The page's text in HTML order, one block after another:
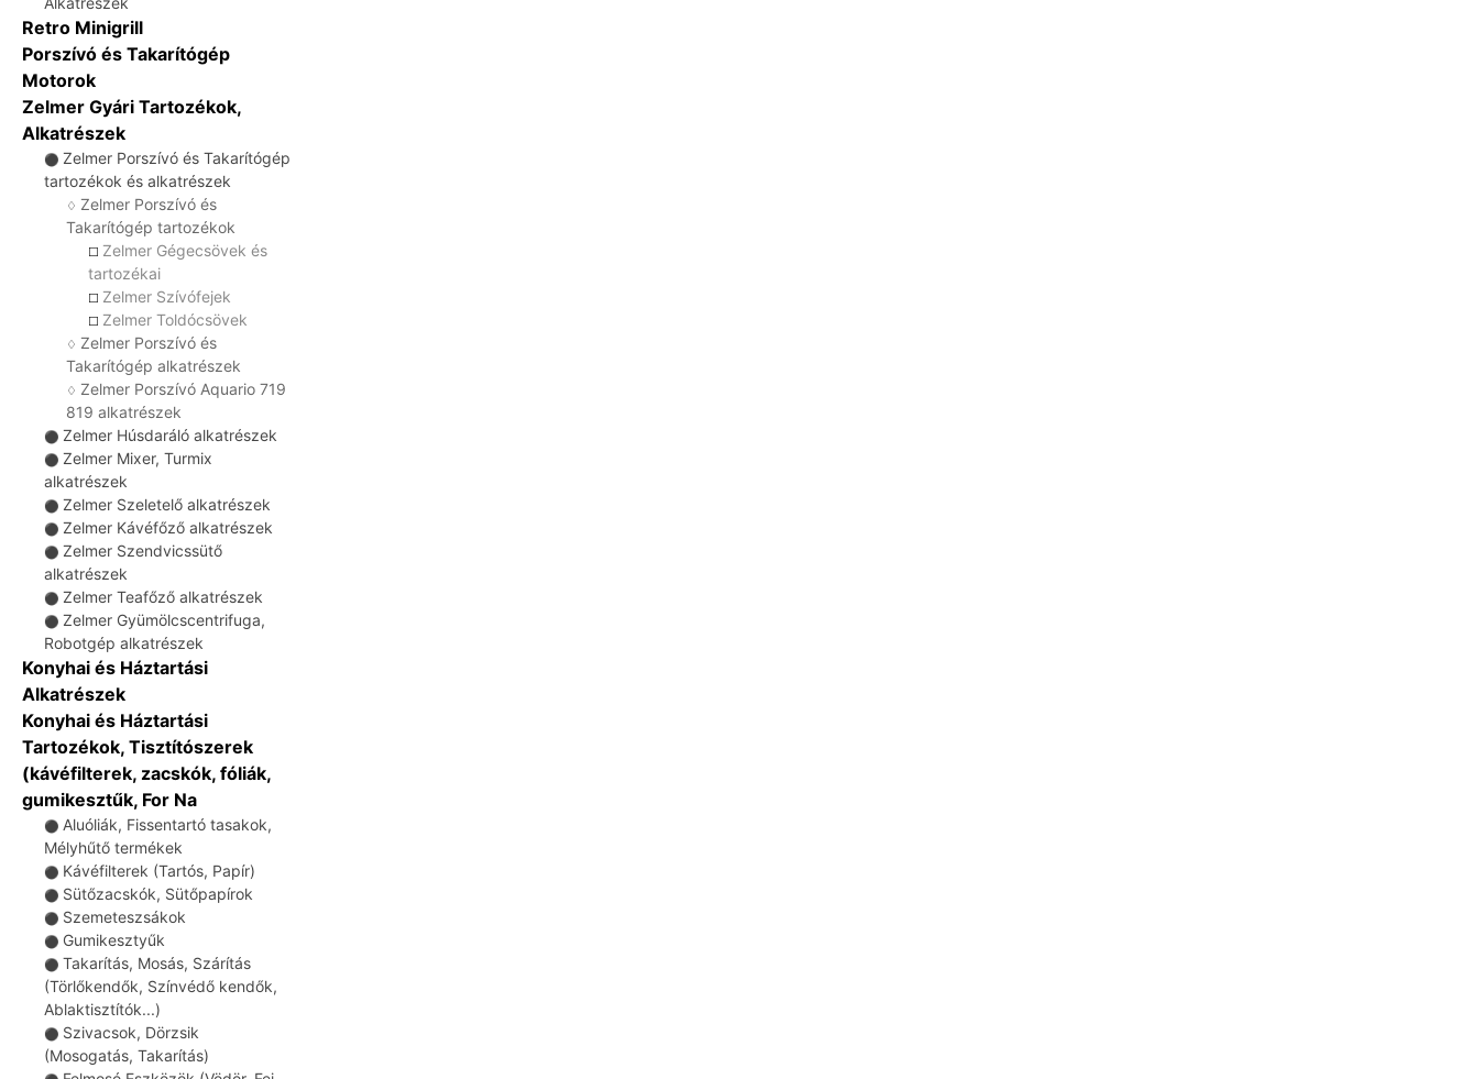
Retro Minigrill
Porszívó és Takarítógép
Motorok
Zelmer Gyári Tartozékok,
Alkatrészek
⚫ Zelmer Porszívó és Takarítógép
tartozékok és alkatrészek
♢ Zelmer Porszívó és
Takarítógép tartozékok
☐ Zelmer Gégecsövek és
tartozékai
☐ Zelmer Szívófejek
☐ Zelmer Toldócsövek
♢ Zelmer Porszívó és
Takarítógép alkatrészek
♢ Zelmer Porszívó Aquario 719
819 alkatrészek
⚫ Zelmer Húsdaráló alkatrészek
⚫ Zelmer Mixer, Turmix
alkatrészek
⚫ Zelmer Szeletelő alkatrészek
⚫ Zelmer Kávéfőző alkatrészek
⚫ Zelmer Szendvicssütő
alkatrészek
⚫ Zelmer Teafőző alkatrészek
⚫ Zelmer Gyümölcscentrifuga,
Robotgép alkatrészek
Konyhai és Háztartási
Alkatrészek
Konyhai és Háztartási
Tartozékok, Tisztítószerek
(kávéfilterek, zacskók, fóliák,
gumikesztűk, For Na
⚫ Aluóliák, Fissentartó tasakok,
Mélyhűtő termékek
⚫ Kávéfilterek (Tartós, Papír)
⚫ Sütőzacskók, Sütőpapírok
⚫ Szemeteszsákok
⚫ Gumikesztyűk
⚫ Takarítás, Mosás, Szárítás
(Törlőkendők, Színvédő kendők,
Ablaktisztítók...)
⚫ Szivacsok, Dörzsik
(Mosogatás, Takarítás)